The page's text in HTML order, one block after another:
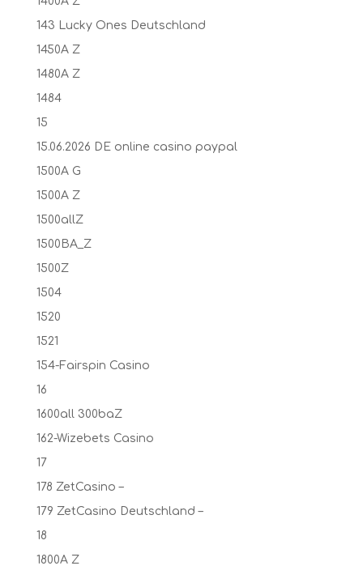
143 Lucky Ones Deutschland
1450A Z
1480A Z
1484
15
15.06.2026 DE online casino paypal
1500A G
1500A Z
1500allZ
1500BA_Z
1500Z
1504
1520
1521
154-Fairspin Casino
16
1600all 300baZ
162-Wizebets Casino
17
178 ZetCasino –
179 ZetCasino Deutschland –
18
1800A Z